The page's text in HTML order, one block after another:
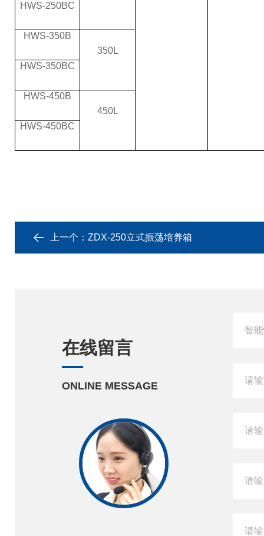
HWS-250BC
HWS-350B
350L
HWS-350BC
HWS-450B
450L
HWS-450BC
上一个： ZDX-250立式振荡培养箱
在线留言
ONLINE MESSAGE